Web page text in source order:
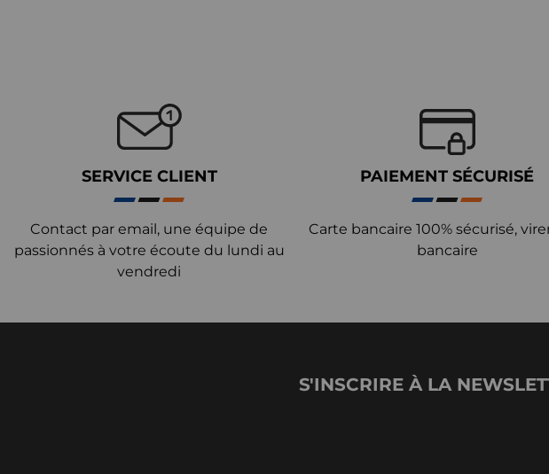
SERVICE CLIENT
Contact par email, une équipe de
passionnés à votre écoute du lundi au
vendredi
PAIEMENT SÉCURISÉ
Carte bancaire 100% sécurisé,
bancaire
S'INSCRIRE À LA